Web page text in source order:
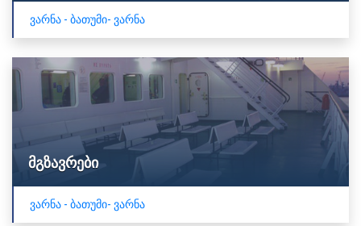
ვარნა - ბათუმი- ვარნა
მგზავრები
ვარნა - ბათუმი- ვარნა